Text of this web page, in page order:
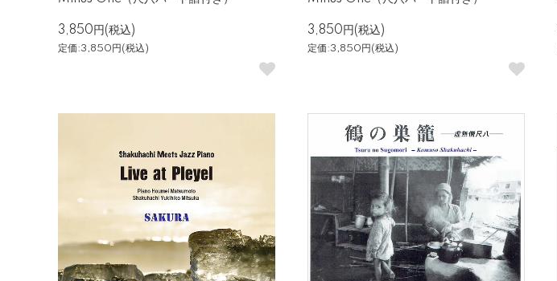
3,850円(税込)
定価:3,850円(税込)
3,850円(税込)
定価:3,850円(税込)